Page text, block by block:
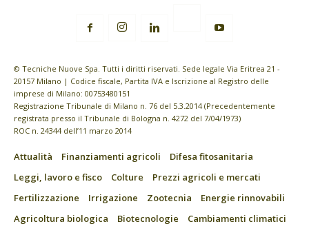
© Tecniche Nuove Spa. Tutti i diritti riservati. Sede legale Via Eritrea 21 -
20157 Milano | Codice fiscale, Partita IVA e Iscrizione al Registro delle
imprese di Milano: 00753480151
Registrazione Tribunale di Milano n. 76 del 5.3.2014 (Precedentemente
registrata presso il Tribunale di Bologna n. 4272 del 7/04/1973)
ROC n. 24344 dell’11 marzo 2014
Attualità Finanziamenti agricoli
Difesa fitosanitaria
Leggi, lavoro e fisco
Colture
Prezzi agricoli e mercati
Fertilizzazione
Irrigazione Zootecnia
Energie rinnovabili
Agricoltura biologica
Biotecnologie
Cambiamenti climatici